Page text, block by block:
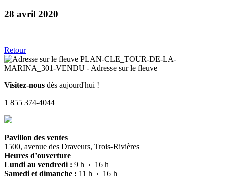
28 avril 2020
Retour
Visitez-nous dès aujourd'hui !
1 855 374-4044
Pavillon des ventes
1500, avenue des Draveurs, Trois-Rivières
Heures d’ouverture
Lundi au vendredi : 9 h › 16 h
Samedi et dimanche : 11 h › 16 h